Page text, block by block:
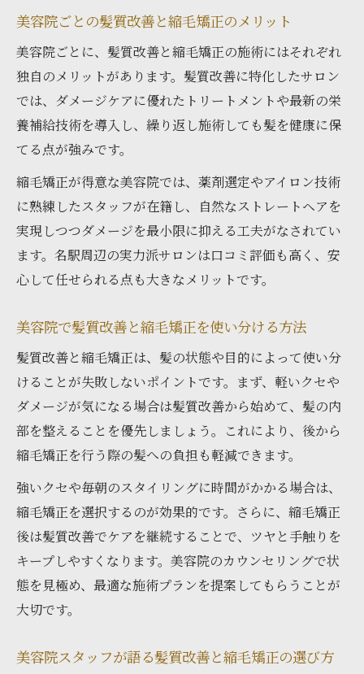
美容院ごとの髪質改善と縮毛矯正のメリット
美容院ごとに、髪質改善と縮毛矯正の施術にはそれぞれ
独自のメリットがあります。髪質改善に特化したサロン
では、ダメージケアに優れたトリートメントや最新の栄
養補給技術を導入し、繰り返し施術しても髪を健康に保
てる点が強みです。
縮毛矯正が得意な美容院では、薬剤選定やアイロン技術
に熟練したスタッフが在籍し、自然なストレートヘアを
実現しつつダメージを最小限に抑える工夫がなされてい
ます。名駅周辺の実力派サロンは口コミ評価も高く、安
心して任せられる点も大きなメリットです。
美容院で髪質改善と縮毛矯正を使い分ける方法
髪質改善と縮毛矯正は、髪の状態や目的によって使い分
けることが失敗しないポイントです。まず、軽いクセや
ダメージが気になる場合は髪質改善から始めて、髪の内
部を整えることを優先しましょう。これにより、後から
縮毛矯正を行う際の髪への負担も軽減できます。
強いクセや毎朝のスタイリングに時間がかかる場合は、
縮毛矯正を選択するのが効果的です。さらに、縮毛矯正
後は髪質改善でケアを継続することで、ツヤと手触りを
キープしやすくなります。美容院のカウンセリングで状
態を見極め、最適な施術プランを提案してもらうことが
大切です。
美容院スタッフが語る髪質改善と縮毛矯正の選び方